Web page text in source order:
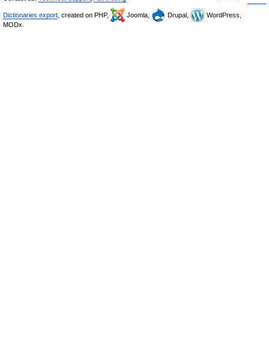
Dictionaries export , created on PHP, Joomla, Drupal,
WordPress,
MODx.